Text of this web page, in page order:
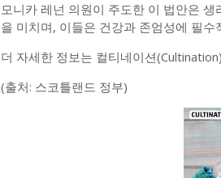
모니카 레넌 의원이 주도한 이 법안은
을 미치며, 이들은 건강과 존엄성에 필
더 자세한 정보는 컬티네이션
(출처: 스코틀랜드 정부)